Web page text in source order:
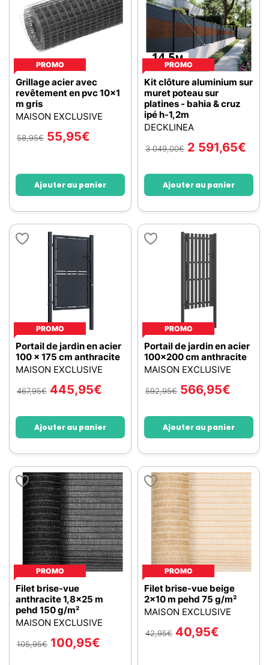
PROMO
Grillage acier avec
revêtement en pvc 10x1
m gris
MAISON EXCLUSIVE
58,95€ 55,95€
Ajouter au panier
PROMO
Kit clôture aluminium sur
muret poteau sur
platines - bahia & cruz
ipé h-1,2m
DECKLINEA
3 049,00€ 2 591,65€
Ajouter au panier
PROMO
Portail de jardin en acier
100 x 175 cm anthracite
MAISON EXCLUSIVE
467,95€ 445,95€
Ajouter au panier
PROMO
Portail de jardin en acier
100x200 cm anthracite
MAISON EXCLUSIVE
592,95€ 566,95€
Ajouter au panier
PROMO
Filet brise-vue
anthracite 1,8x25 m
pehd 150 g/m²
MAISON EXCLUSIVE
105,95€ 100,95€
PROMO
Filet brise-vue beige
2x10 m pehd 75 g/m²
MAISON EXCLUSIVE
42,95€ 40,95€